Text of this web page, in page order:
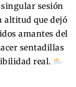
singular sesión
altitud que dejó
amantes del
sentadillas
real.